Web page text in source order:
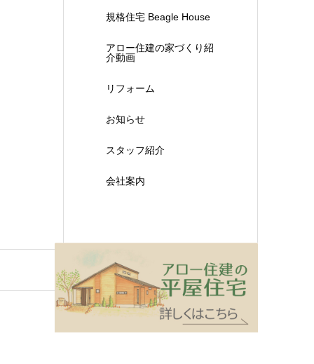
規格住宅 Beagle House
アロー住建の家づくり紹
介動画
リフォーム
お知らせ
スタッフ紹介
会社案内